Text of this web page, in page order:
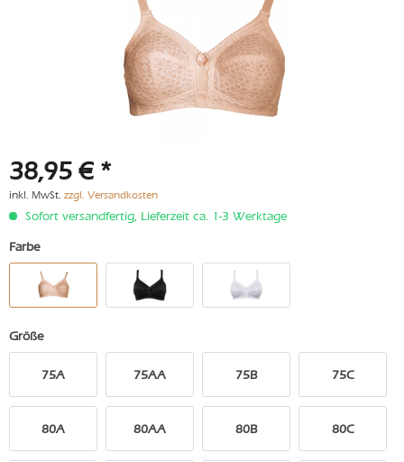
38,95 € *
inkl. MwSt. zzgl. Versandkosten
Sofort versandfertig, Lieferzeit ca. 1-3 Werktage
Farbe
Größe
75A 75AA 75B 75C
80A 80AA 80B 80C